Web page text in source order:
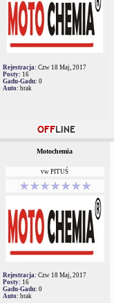
Rejestracja: Czw 18 Maj, 2017
Posty: 16
Gadu-Gadu: 0
Auto: brak
Motochemia
vw PITUŚ
Rejestracja: Czw 18 Maj, 2017
Posty: 16
Gadu-Gadu: 0
Auto: brak